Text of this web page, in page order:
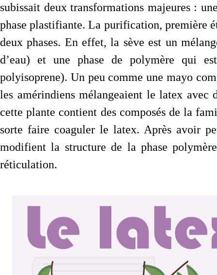
subissait deux transformations majeures :
phase plastifiante. La purification, première
deux phases. En effet, la sève est un
d’eau) et une phase de polymère qui
polyisoprene). Un peu comme une mayo
les amérindiens mélangeaient le latex avec
cette plante contient des composés de la
sorte faire coaguler le latex. Après avoir
modifient la structure de la phase
réticulation.